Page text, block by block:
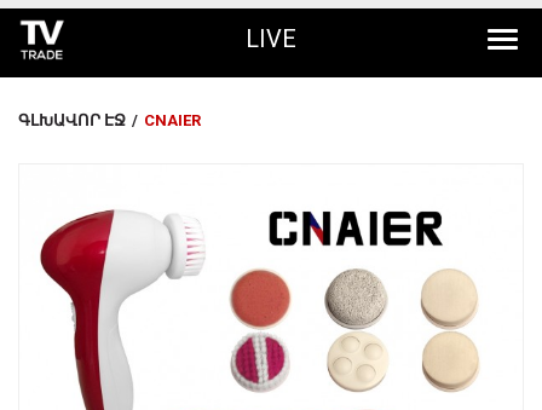
Ֆիտնես
Գեղեցկություն ԵՒ Խնամք
Երեխաների Համար
Լավագույն Վաճառք
LIVE
ԳԼԽԱՎՈՐ ԷՋ / CNAIER